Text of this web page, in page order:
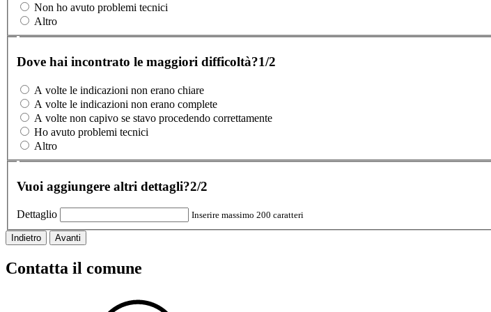
Non ho avuto problemi tecnici
Altro
Dove hai incontrato le maggiori difficoltà?1/2
A volte le indicazioni non erano chiare
A volte le indicazioni non erano complete
A volte non capivo se stavo procedendo correttamente
Ho avuto problemi tecnici
Altro
Vuoi aggiungere altri dettagli?2/2
Dettaglio Inserire massimo 200 caratteri
Indietro Avanti
Contatta il comune